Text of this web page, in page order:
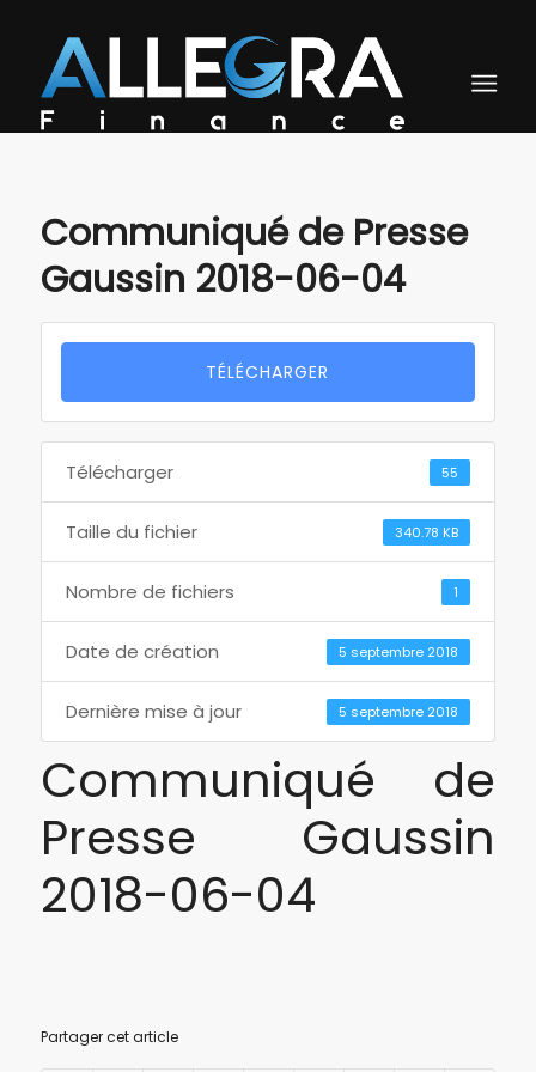
Communiqué de Presse
Gaussin 2018-06-04
TÉLÉCHARGER
Télécharger 55
Taille du fichier 340.78 KB
Nombre de fichiers 1
Date de création 5 septembre 2018
Dernière mise à jour 5 septembre 2018
Communiqué de
Presse Gaussin
2018-06-04
Partager cet article